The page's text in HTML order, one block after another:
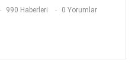
990 Haberleri 0 Yorumlar